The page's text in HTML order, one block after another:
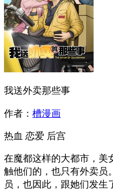
我送外卖那些事
作者： 槽漫画
热血 恋爱 后宫
在魔都这样的大都市，美
触他们的，也只有外卖员
员，也因此，跟她们发生